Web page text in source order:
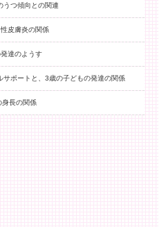
うつ傾向との関連
皮膚炎の関係
達のようす
ポートと、3歳の子どもの発達の関係
身長の関係